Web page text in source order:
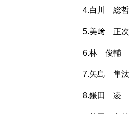
4.白川 総哲
5.美﨑 正次
6.林 俊輔
7.矢島 隼汰
8.鎌田 凌